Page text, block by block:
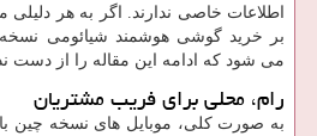
اطلاعات خاصی ندارند. اگر به هر
بر خرید گوشی هوشمند شیائومی نسخه
می شود که ادامه این مقاله را از دست
رام، محلی برای فریب مشتریان
به صورت کلی، موبایل های نسخه چین